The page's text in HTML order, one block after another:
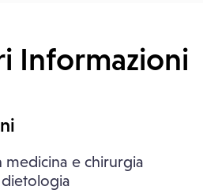
Informazioni
medicina e chirurgia
dietologia